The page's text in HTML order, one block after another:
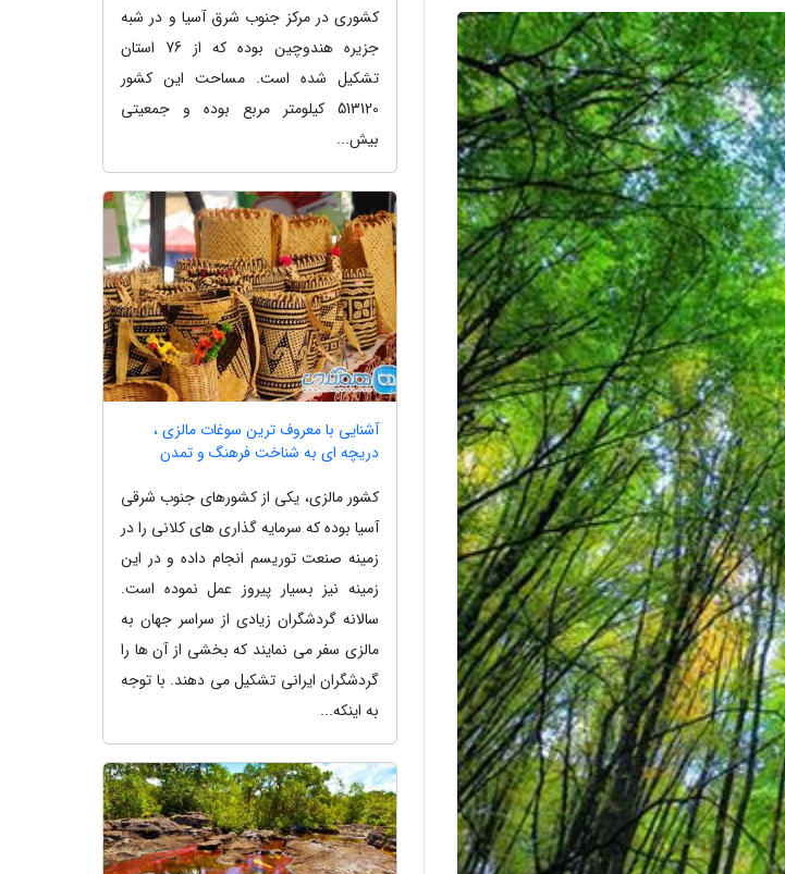
کشوری در مرکز جنوب شرق آسیا و در شبه
جزیره هندوچین بوده که از 76 استان
تشکیل شده است. مساحت این کشور
513120 کیلومتر مربع بوده و جمعیتی
بیش...
آشنایی با معروف ترین سوغات مالزی ،
دریچه ای به شناخت فرهنگ و تمدن
کشور مالزی، یکی از کشورهای جنوب شرقی
آسیا بوده که سرمایه گذاری های کلانی را در
زمینه صنعت توریسم انجام داده و در این
زمینه نیز بسیار پیروز عمل نموده است.
سالانه گردشگران زیادی از سراسر جهان به
مالزی سفر می نمایند که بخشی از آن ها را
گردشگران ایرانی تشکیل می دهند. با توجه
به اینکه...